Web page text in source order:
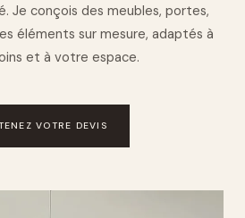
Je conçois des meubles, portes,
éléments sur mesure, adaptés à
et à votre espace.
VOTRE DEVIS